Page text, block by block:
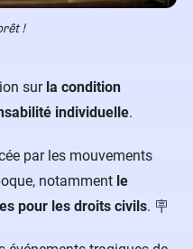
!
sur la condition
individuelle.
par les mouvements
notamment le
pour les droits civils. 🪧